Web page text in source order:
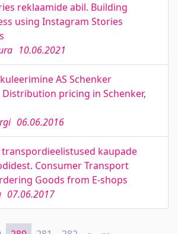
reklaamide abil. Building
using Instagram Stories
10.06.2021
AS Schenker
pricing in Schenker,
06.06.2016
kaupade
Consumer Transport
Goods from E-shops
07.06.2017